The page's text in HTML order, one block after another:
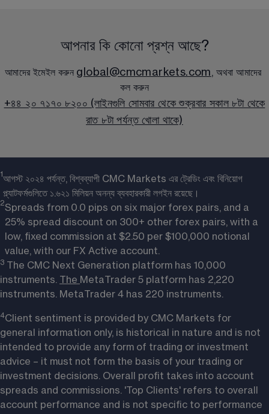
আপনার কি কোনো প্রশ্ন আছে?
আমাদের ইমেইল করুন global@cmcmarkets.com, অথবা আমাদের
কল করুন
+৪৪ ২০ ৭১৭০ ৮২০০ (লাইনগুলি সোমবার থেকে শুক্রবার সকাল ৮টা থেকে
রাত ৮টা পর্যন্ত খোলা থাকে)
1আগস্ট ২০২৪ পর্যন্ত, বিশ্বব্যাপী CMC Markets এর ট্রেডিং এবং বিনিয়োগ
প্ল্যাটফর্মগুলিতে ১.৬২১ মিলিয়ন অনন্য ব্যবহারকারী লগইন রয়েছে।
2Spreads from 0.0 pips on six major forex pairs, and a
25% spread discount on 300+ other forex pairs, with a
low, fixed commission at $2.50 per $100,000 notional
value, with our FX Active account.
3 The CMC Next Generation platform has 10,000
instruments. The MetaTrader 5 platform has 2,220
instruments. MetaTrader 4 has 220 instruments.
4Client sentiment is provided by CMC Markets for
general information only, is historical in nature and is not
intended to provide any form of trading or investment
advice – it must not form the basis of your trading or
investment decisions. Overall profit takes into account
spreads and commissions. 'Top Clients' refers to overall
account performance and is not specific to performance